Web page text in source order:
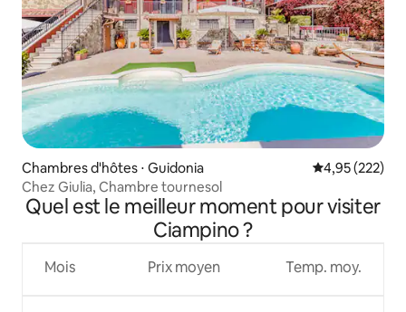
Chambres d'hôtes ⋅ Guidonia Évaluation
4,95 (222)
Chez Giulia, Chambre tournesol
Quel est le meilleur moment pour visiter
Ciampino ?
Mois Prix moyen Temp. moy.